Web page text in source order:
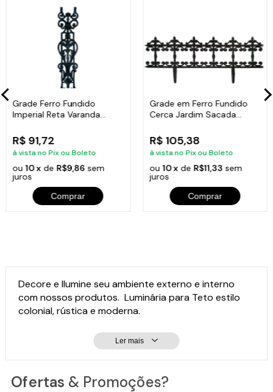
Grade Ferro Fundido
Imperial Reta Varanda
R$ 91,72
à vista no Pix ou Boleto
ou10 x de R$9,86 sem
juros
Comprar
Grade em Ferro Fundido
Cerca Jardim Sacada
R$ 105,38
à vista no Pix ou Boleto
ou 10 x de R$11,33 sem
juros
Comprar
Decore e Ilumine seu ambiente externo e interno
com nossos produtos. Luminária para Teto estilo
colonial, rústica e moderna.
Ler mais
Ofertas & Promoções?